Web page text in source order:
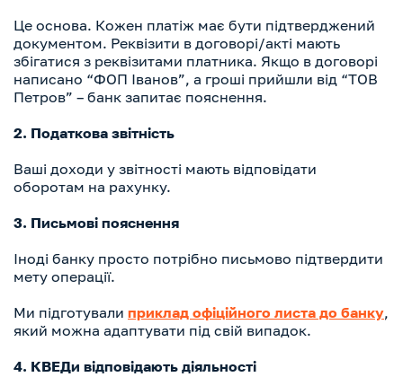
Це основа. Кожен платіж має бути підтверджений
документом. Реквізити в договорі/акті мають
збігатися з реквізитами платника. Якщо в договорі
написано “ФОП Іванов”, а гроші прийшли від “ТОВ
Петров” – банк запитає пояснення.
2. Податкова звітність
Ваші доходи у звітності мають відповідати
оборотам на рахунку.
3. Письмові пояснення
Іноді банку просто потрібно письмово підтвердити
мету операції.
Ми підготували приклад офіційного листа до банку,
який можна адаптувати під свій випадок.
4. КВЕДи відповідають діяльності